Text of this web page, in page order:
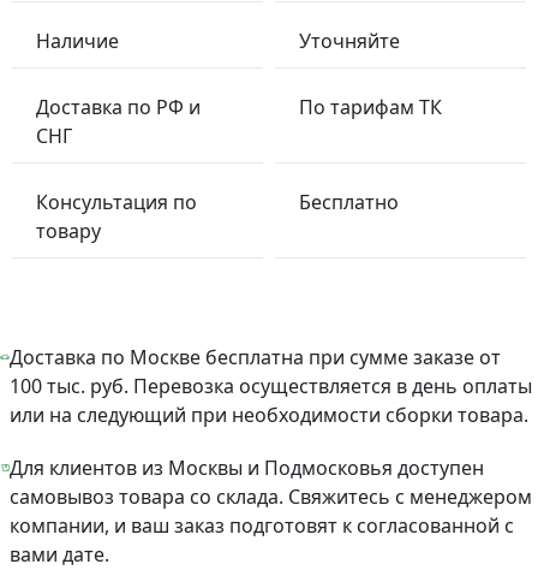
Наличие Уточняйте
Доставка по РФ и
СНГ
По тарифам ТК
Консультация по
товару
Бесплатно
Доставка по Москве бесплатна при сумме заказе от
100 тыс. руб. Перевозка осуществляется в день оплаты
или на следующий при необходимости сборки товара.
Для клиентов из Москвы и Подмосковья доступен
самовывоз товара со склада. Свяжитесь с менеджером
компании, и ваш заказ подготовят к согласованной с
вами дате.